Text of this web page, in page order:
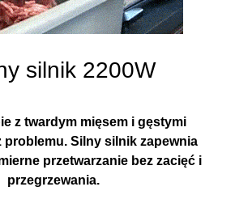
silnik 2200W
z twardym mięsem i gęstymi
problemu. Silny silnik zapewnia
przetwarzanie bez zacięć i
przegrzewania.